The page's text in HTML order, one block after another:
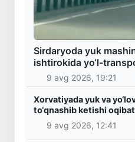
Sirdaryoda yuk
ishtirokida yo‘l-
9 avg 2026, 19:21
Xorvatiyada yuk va
to‘qnashib ketishi
9 avg 2026, 12:41